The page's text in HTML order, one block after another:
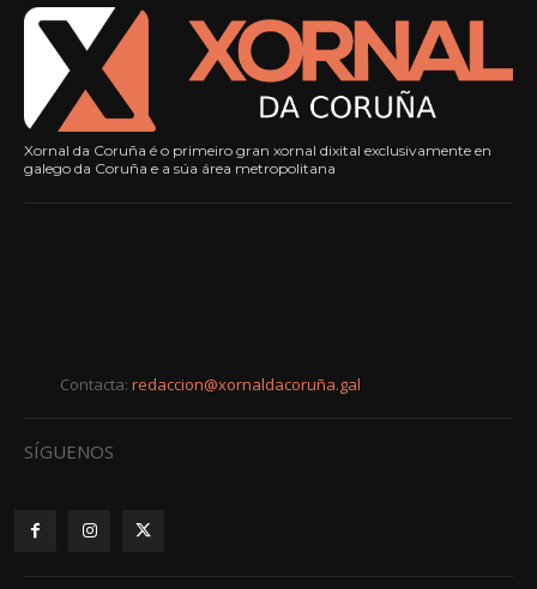
Xornal da Coruña é o primeiro gran xornal dixital exclusivamente en
galego da Coruña e a súa área metropolitana
Contacta: redaccion@xornaldacoruña.gal
SÍGUENOS